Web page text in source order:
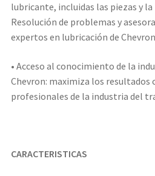
lubricante, incluidas las piezas y la
Resolución de problemas y
expertos en lubricación de
• Acceso al conocimiento de la
Chevron: maximiza los resultados
profesionales de la industria del
CARACTERISTICAS